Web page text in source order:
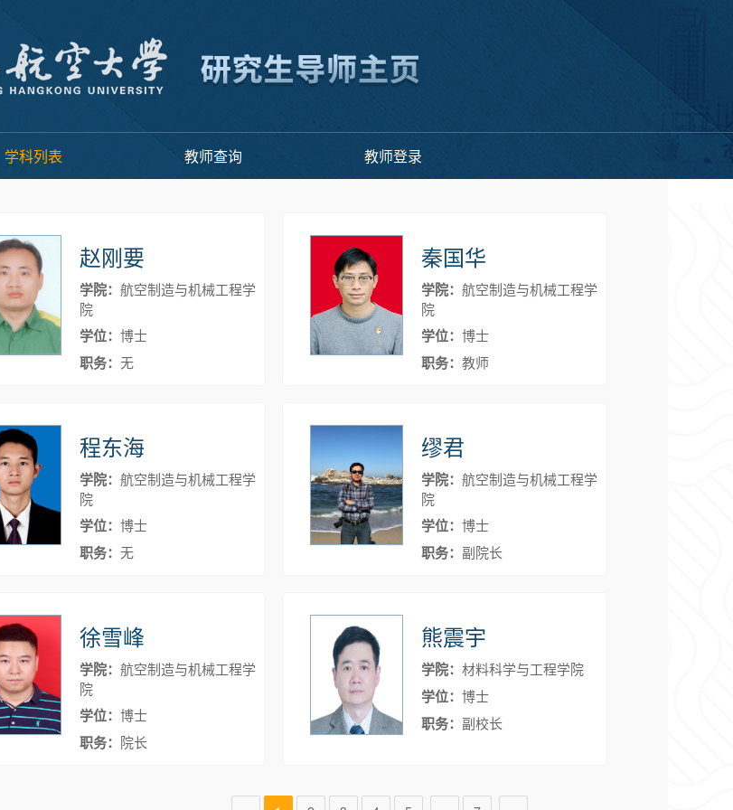
学科列表 教师查询 教师登录
赵刚要
学院： 航空制造与机械工程学
院
学位： 博士
职务： 无
秦国华
学院： 航空制造与机械工程学
院
学位： 博士
职务： 教师
程东海
学院： 航空制造与机械工程学
院
学位： 博士
职务： 无
缪君
学院： 航空制造与机械工程学
院
学位： 博士
职务： 副院长
徐雪峰
学院： 航空制造与机械工程学
院
学位： 博士
职务： 院长
熊震宇
学院： 材料科学与工程学院
学位： 博士
职务： 副校长